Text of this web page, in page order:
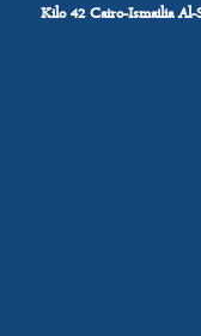
Kilo 42 Cairo-Ismailia Al-